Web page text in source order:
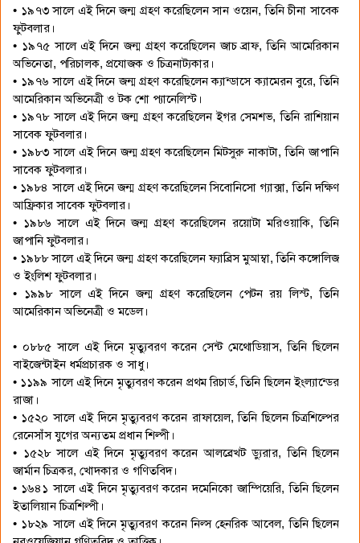
• ১৯৭৩ সালে এই দিনে জন্ম গ্রহণ করেছিলেন সান ওয়েন, তিনি চীনা সাবেক
ফুটবলার।
• ১৯৭৫ সালে এই দিনে জন্ম গ্রহণ করেছিলেন জাচ ব্রাফ, তিনি আমেরিকান
অভিনেতা, পরিচালক, প্রযোজক ও চিত্রনাট্যকার।
• ১৯৭৬ সালে এই দিনে জন্ম গ্রহণ করেছিলেন ক্যান্ডাসে ক্যামেরন বুরে, তিনি
আমেরিকান অভিনেত্রী ও টক শো প্যানেলিস্ট।
• ১৯৭৮ সালে এই দিনে জন্ম গ্রহণ করেছিলেন ইগর সেমশভ, তিনি রাশিয়ান
সাবেক ফুটবলার।
• ১৯৮৩ সালে এই দিনে জন্ম গ্রহণ করেছিলেন মিটসুরু নাকাটা, তিনি জাপানি
সাবেক ফুটবলার।
• ১৯৮৪ সালে এই দিনে জন্ম গ্রহণ করেছিলেন সিবোনিসো গ্যাক্সা, তিনি দক্ষিণ
আফ্রিকার সাবেক ফুটবলার।
• ১৯৮৬ সালে এই দিনে জন্ম গ্রহণ করেছিলেন রয়োটা মরিওয়াকি, তিনি
জাপানি ফুটবলার।
• ১৯৮৮ সালে এই দিনে জন্ম গ্রহণ করেছিলেন ফ্যাব্রিস মুআম্বা, তিনি কঙ্গোলিজ
ও ইংলিশ ফুটবলার।
• ১৯৯৮ সালে এই দিনে জন্ম গ্রহণ করেছিলেন পেটন রয় লিস্ট, তিনি
আমেরিকান অভিনেত্রী ও মডেল।
• ০৮৮৫ সালে এই দিনে মৃত্যুবরণ করেন সেন্ট মেথোডিয়াস, তিনি ছিলেন
বাইজেন্টাইন ধর্মপ্রচারক ও সাধু।
• ১১৯৯ সালে এই দিনে মৃত্যুবরণ করেন প্রথম রিচার্ড, তিনি ছিলেন ইংল্যান্ডের
রাজা।
• ১৫২০ সালে এই দিনে মৃত্যুবরণ করেন রাফায়েল, তিনি ছিলেন চিত্রশিল্পের
রেনেসাঁস যুগের অন্যতম প্রধান শিল্পী।
• ১৫২৮ সালে এই দিনে মৃত্যুবরণ করেন আলব্রেখট ড্যুরার, তিনি ছিলেন
জার্মান চিত্রকর, খোদকার ও গণিতবিদ।
• ১৬৪১ সালে এই দিনে মৃত্যুবরণ করেন দমেনিকো জাম্পিয়েরি, তিনি ছিলেন
ইতালিয়ান চিত্রশিল্পী।
• ১৮২৯ সালে এই দিনে মৃত্যুবরণ করেন নিল্স হেনরিক আবেল, তিনি ছিলেন